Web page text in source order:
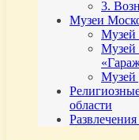
3.
Музеи
Музей
Музей
Музей
области